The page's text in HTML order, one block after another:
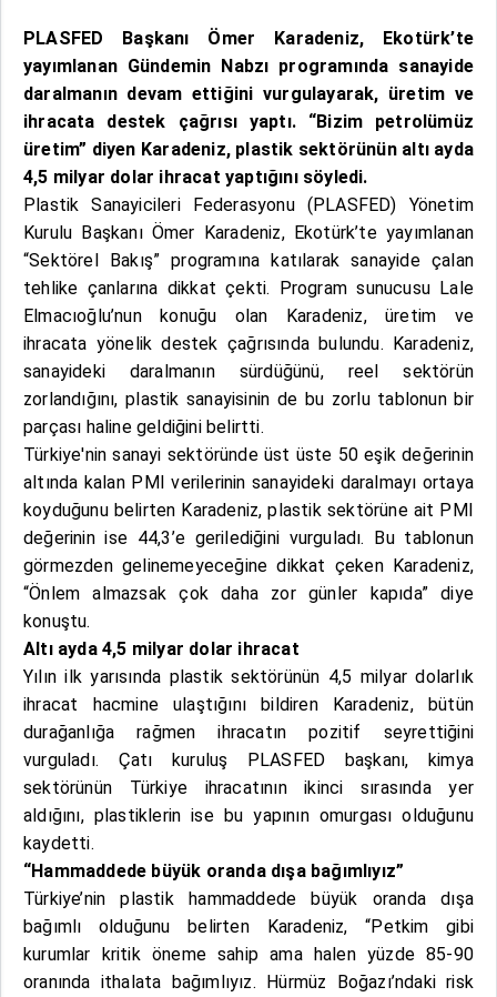
PLASFED Başkanı Ömer Karadeniz, Ekotürk’te
yayımlanan Gündemin Nabzı programında sanayide
daralmanın devam ettiğini vurgulayarak, üretim ve
ihracata destek çağrısı yaptı. “Bizim petrolümüz
üretim” diyen Karadeniz, plastik sektörünün altı ayda
4,5 milyar dolar ihracat yaptığını söyledi.
Plastik Sanayicileri Federasyonu (PLASFED) Yönetim
Kurulu Başkanı Ömer Karadeniz, Ekotürk’te yayımlanan
“Sektörel Bakış” programına katılarak sanayide çalan
tehlike çanlarına dikkat çekti. Program sunucusu Lale
Elmacıoğlu’nun konuğu olan Karadeniz, üretim ve
ihracata yönelik destek çağrısında bulundu. Karadeniz,
sanayideki daralmanın sürdüğünü, reel sektörün
zorlandığını, plastik sanayisinin de bu zorlu tablonun bir
parçası haline geldiğini belirtti.
Türkiye'nin sanayi sektöründe üst üste 50 eşik değerinin
altında kalan PMI verilerinin sanayideki daralmayı ortaya
koyduğunu belirten Karadeniz, plastik sektörüne ait PMI
değerinin ise 44,3’e gerilediğini vurguladı. Bu tablonun
görmezden gelinemeyeceğine dikkat çeken Karadeniz,
“Önlem almazsak çok daha zor günler kapıda” diye
konuştu.
Altı ayda 4,5 milyar dolar ihracat
Yılın ilk yarısında plastik sektörünün 4,5 milyar dolarlık
ihracat hacmine ulaştığını bildiren Karadeniz, bütün
durağanlığa rağmen ihracatın pozitif seyrettiğini
vurguladı. Çatı kuruluş PLASFED başkanı, kimya
sektörünün Türkiye ihracatının ikinci sırasında yer
aldığını, plastiklerin ise bu yapının omurgası olduğunu
kaydetti.
“Hammaddede büyük oranda dışa bağımlıyız”
Türkiye’nin plastik hammaddede büyük oranda dışa
bağımlı olduğunu belirten Karadeniz, “Petkim gibi
kurumlar kritik öneme sahip ama halen yüzde 85-90
oranında ithalata bağımlıyız. Hürmüz Boğazı’ndaki risk